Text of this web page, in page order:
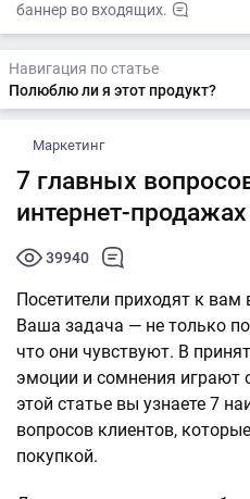
баннер во входящих.
Навигация по статье
Полюблю ли я этот продукт?
Маркетинг
7 главных
интернет-продажах
39940
Посетители приходят к вам
Ваша задача — не только
что они чувствуют. В
эмоции и сомнения играют
этой статье вы узнаете 7
вопросов клиентов,
покупкой.